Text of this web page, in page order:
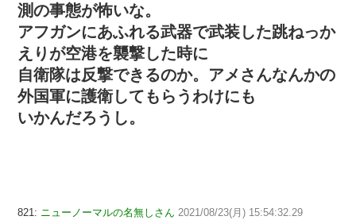
測の事態が怖いな。
アフガンにあふれる武器で武装した跳ねっか
えりが空港を襲撃した時に
自衛隊は反撃できるのか。アメさんなんかの
外国軍に護衛してもらうわけにも
いかんだろうし。
821: ニューノーマルの名無しさん 2021/08/23(月) 15:54:32.29